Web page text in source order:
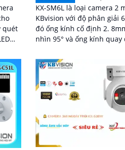
quét
KX-SM6L là loại camera 2
KBvision với độ phân giải
đó ống kính cố định 2.
nhìn 95° và ống kính quay
352°